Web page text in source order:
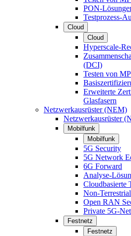
PON-
Testprozess-
Cloud
Cloud
Hyperscale-
(DCI)
Testen von
Erweiterte
Glasfasern
Netzwerkausrüster (NEM)
Netzwerkausrüster
Mobilfunk
Mobilfunk
5G Security
5G Network
6G Forward
Analyse-
Cloudbasierte
Non-
Open RAN
Private 5G-
Festnetz
Festnetz